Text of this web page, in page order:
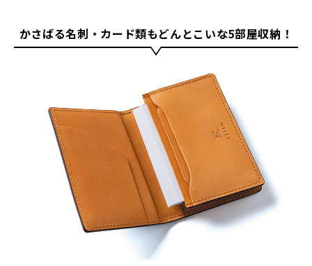
かさばる名刺・カード類もどんとこいな5部屋収納！